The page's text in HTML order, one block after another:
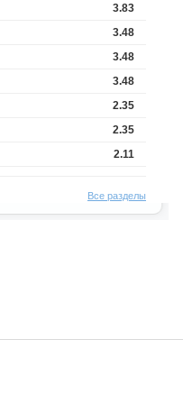
3.83
3.48
3.48
3.48
2.35
2.35
2.11
Все разделы